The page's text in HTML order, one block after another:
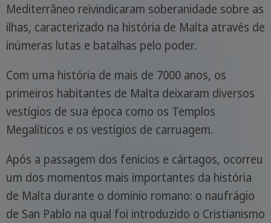
Mediterrâneo reivindicaram soberanidade sobre as
ilhas, caracterizado na história de Malta através de
inúmeras lutas e batalhas pelo poder.
Com uma história de mais de 7000 anos, os
primeiros habitantes de Malta deixaram diversos
vestígios de sua época como os Templos
Megalíticos e os vestígios de carruagem.
Após a passagem dos fenícios e cártagos, ocorreu
um dos momentos mais importantes da história
de Malta durante o domínio romano: o naufrágio
de San Pablo na qual foi introduzido o Cristianismo